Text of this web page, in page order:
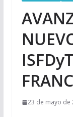
23 de mayo de